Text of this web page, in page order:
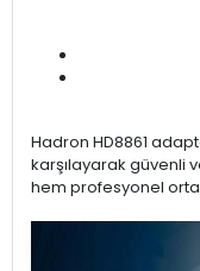
Hadron HD8861
karşılayarak güvenli
hem profesyonel